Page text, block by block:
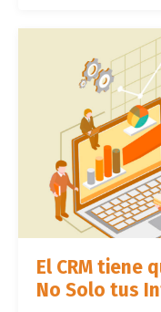
El CRM tiene
No Solo tus